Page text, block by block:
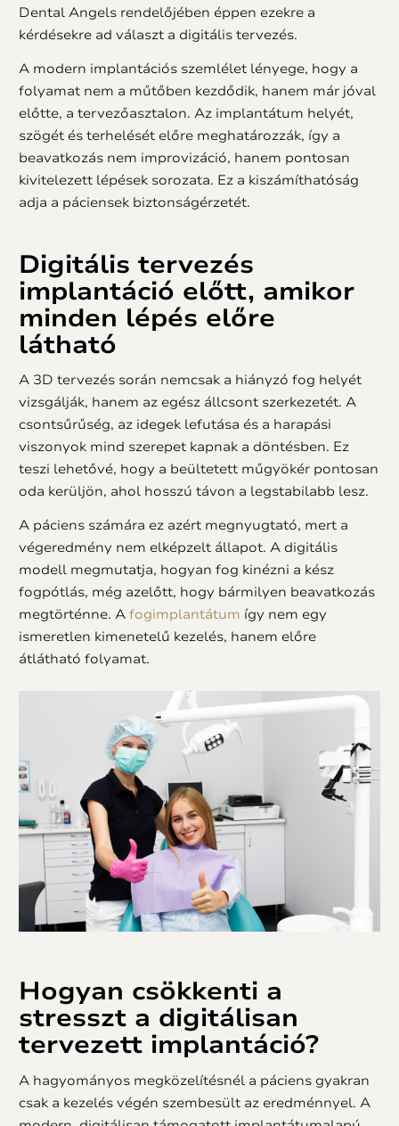
Dental Angels rendelőjében éppen ezekre a
kérdésekre ad választ a digitális tervezés.
A modern implantációs szemlélet lényege, hogy a
folyamat nem a műtőben kezdődik, hanem már jóval
előtte, a tervezőasztalon. Az implantátum helyét,
szögét és terhelését előre meghatározzák, így a
beavatkozás nem improvizáció, hanem pontosan
kivitelezett lépések sorozata. Ez a kiszámíthatóság
adja a páciensek biztonságérzetét.
Digitális tervezés
implantáció előtt, amikor
minden lépés előre
látható
A 3D tervezés során nemcsak a hiányzó fog helyét
vizsgálják, hanem az egész állcsont szerkezetét. A
csontsűrűség, az idegek lefutása és a harapási
viszonyok mind szerepet kapnak a döntésben. Ez
teszi lehetővé, hogy a beültetett műgyökér pontosan
oda kerüljön, ahol hosszú távon a legstabilabb lesz.
A páciens számára ez azért megnyugtató, mert a
végeredmény nem elképzelt állapot. A digitális
modell megmutatja, hogyan fog kinézni a kész
fogpótlás, még azelőtt, hogy bármilyen beavatkozás
megtörténne. Afogimplantátum így nem egy
ismeretlen kimenetelű kezelés, hanem előre
átlátható folyamat.
Hogyan csökkenti a
stresszt a digitálisan
tervezett implantáció?
A hagyományos megközelítésnél a páciens gyakran
csak a kezelés végén szembesült az eredménnyel. A